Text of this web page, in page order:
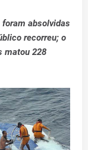
absolvidas
recorreu; o
matou 228